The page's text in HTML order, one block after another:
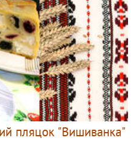
пляцок "Вишиванка"